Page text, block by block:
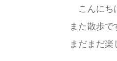
こんにち
また散歩
まだまだ